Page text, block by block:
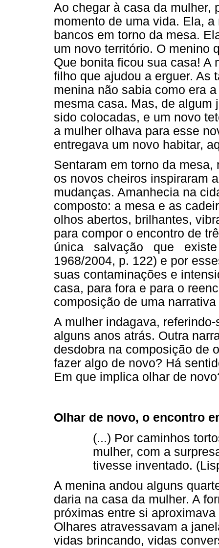
Ao chegar à casa da mulher,
momento de uma vida. Ela,
bancos em torno da mesa.
um novo território. O menino
Que bonita ficou sua casa! A
filho que ajudou a erguer. As
menina não sabia como era
mesma casa. Mas, de algum
sido colocadas, e um novo
a mulher olhava para esse
entregava um novo habitar,
Sentaram em torno da
os novos cheiros inspiraram
mudanças. Amanhecia na
composto: a mesa e as
olhos abertos, brilhantes,
para compor o encontro de
única salvação que existe
1968/2004, p. 122) e por
suas contaminações e
casa, para fora e para o
composição de uma
A mulher indagava,
alguns anos atrás. Outra
desdobra na composição de
fazer algo de novo? Há
Em que implica olhar de
Olhar de novo, o encontro
(...) Por caminhos
mulher, com a
tivesse inventado.
A menina andou alguns
daria na casa da mulher. A
próximas entre si
Olhares atravessavam a
vidas brincando, vidas